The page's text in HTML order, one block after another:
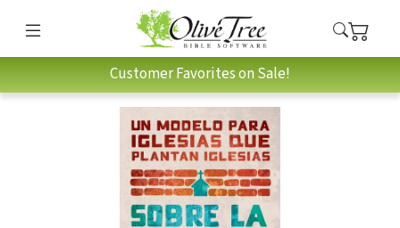
Customer Favorites on Sale!